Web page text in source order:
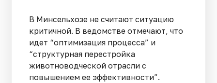
В Минсельхозе не считают ситуацию
критичной. В ведомстве отмечают, что
идет “оптимизация процесса” и
“структурная перестройка
животноводческой отрасли с
повышением ее эффективности”.